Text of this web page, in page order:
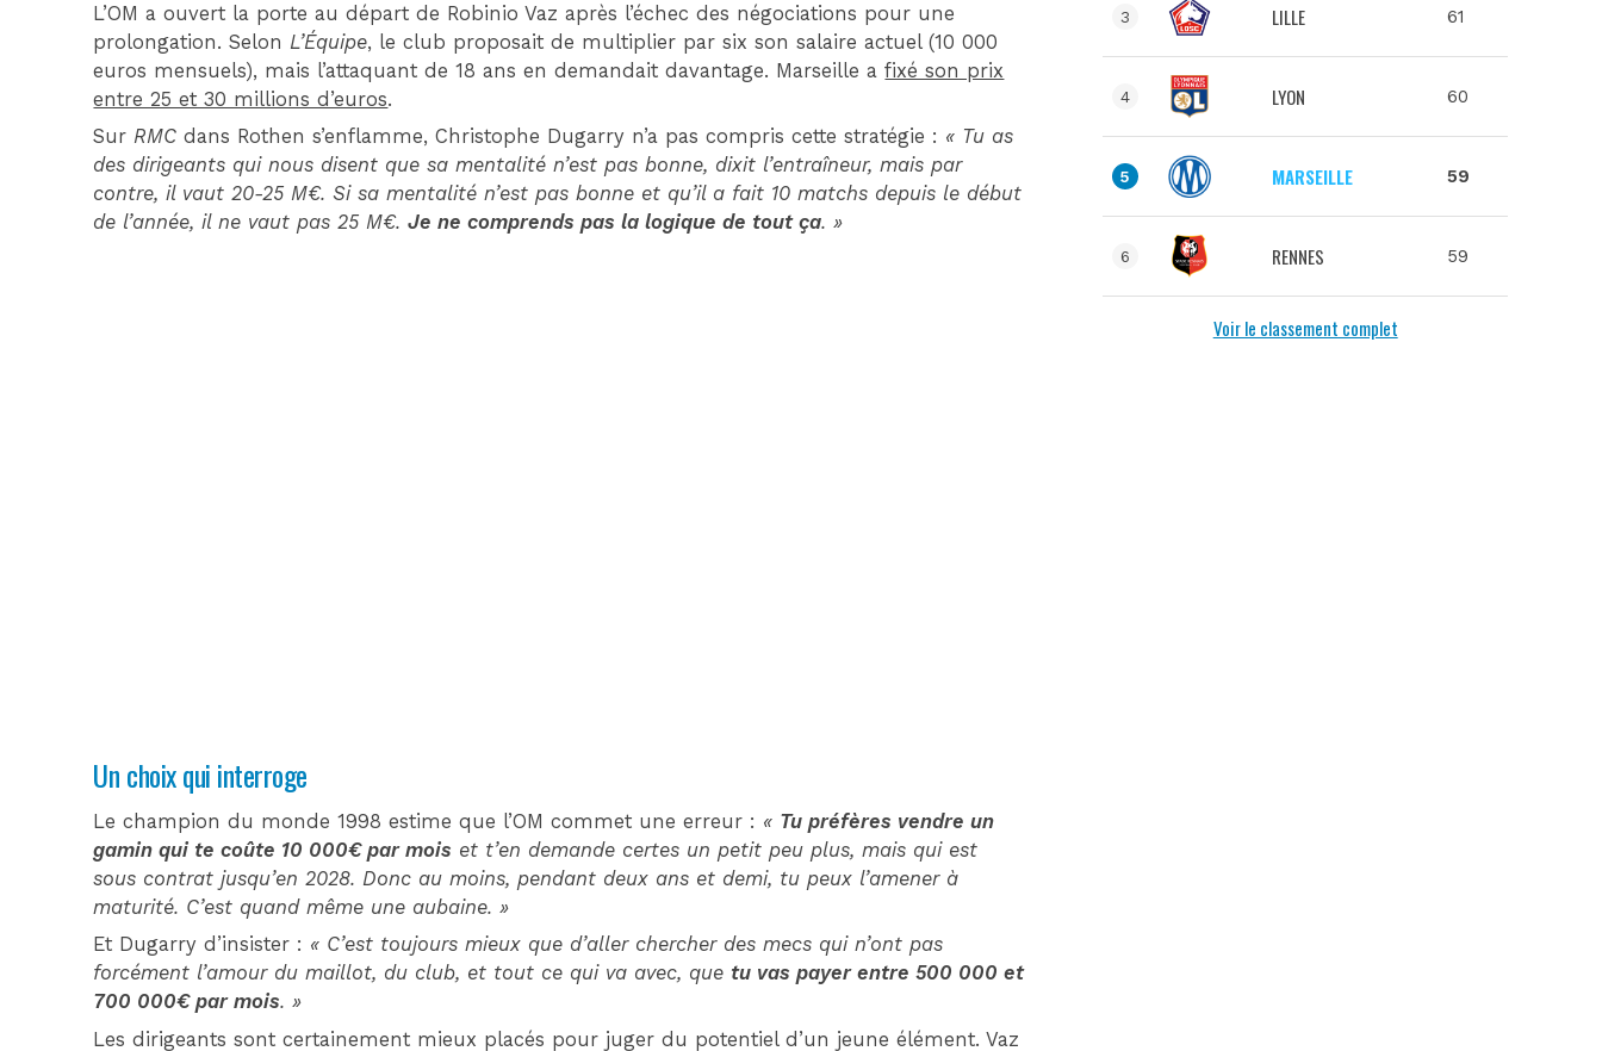
L’OM a ouvert la porte au départ de Robinio Vaz après l’échec des négociations pour une
prolongation. Selon L’Équipe, le club proposait de multiplier par six son salaire actuel (10 000
euros mensuels), mais l’attaquant de 18 ans en demandait davantage. Marseille afixé son prix
entre 25 et 30 millions d’euros.
Sur RMC dans Rothen s’enflamme, Christophe Dugarry n’a pas compris cette stratégie : « Tu as
des dirigeants qui nous disent que sa mentalité n’est pas bonne, dixit l’entraîneur, mais par
contre, il vaut 20-25 M€. Si sa mentalité n’est pas bonne et qu’il a fait 10 matchs depuis le début
de l’année, il ne vaut pas 25 M€.Je ne comprends pas la logique de tout ça. »
Un choix qui interroge
Le champion du monde 1998 estime que l’OM commet une erreur : « Tu préfères vendre un
gamin qui te coûte 10 000€ par mois et t’en demande certes un petit peu plus, mais qui est
sous contrat jusqu’en 2028. Donc au moins, pendant deux ans et demi, tu peux l’amener à
maturité. C’est quand même une aubaine. »
Et Dugarry d’insister : « C’est toujours mieux que d’aller chercher des mecs qui n’ont pas
forcément l’amour du maillot, du club, et tout ce qui va avec, que tu vas payer entre 500 000 et
700 000€ par mois. »
Les dirigeants sont certainement mieux placés pour juger du potentiel d’un jeune élément. Vaz
3 LILLE 61
4 LYON 60
5 MARSEILLE 59
6 RENNES 59
Voir le classement complet